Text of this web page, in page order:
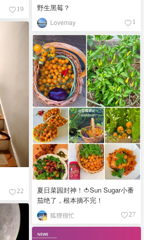
野生黑莓？
Lovemay 1
19
22
夏日菜园封神！🍅Sun Sugar小番
茄绝了，根本摘不完！
狐狸很忙 27